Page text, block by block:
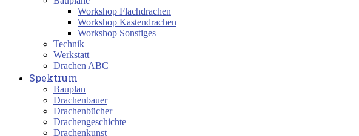
Workshop Flachdrachen
Workshop Kastendrachen
Workshop Sonstiges
Technik
Werkstatt
Drachen ABC
Spektrum
Bauplan
Drachenbauer
Drachenbücher
Drachengeschichte
Drachenkunst